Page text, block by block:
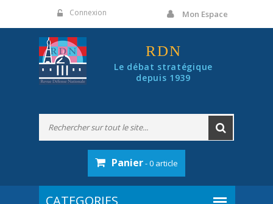
Connexion Mon Espace
RDN
Le débat stratégique
depuis 1939
Panier- 0 article